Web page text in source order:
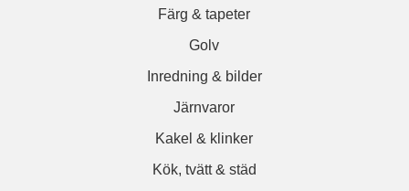
Färg & tapeter
Golv
Inredning & bilder
Järnvaror
Kakel & klinker
Kök, tvätt & städ